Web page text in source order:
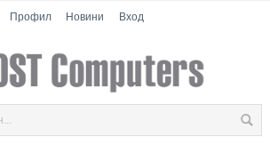
Профил Новини Вход